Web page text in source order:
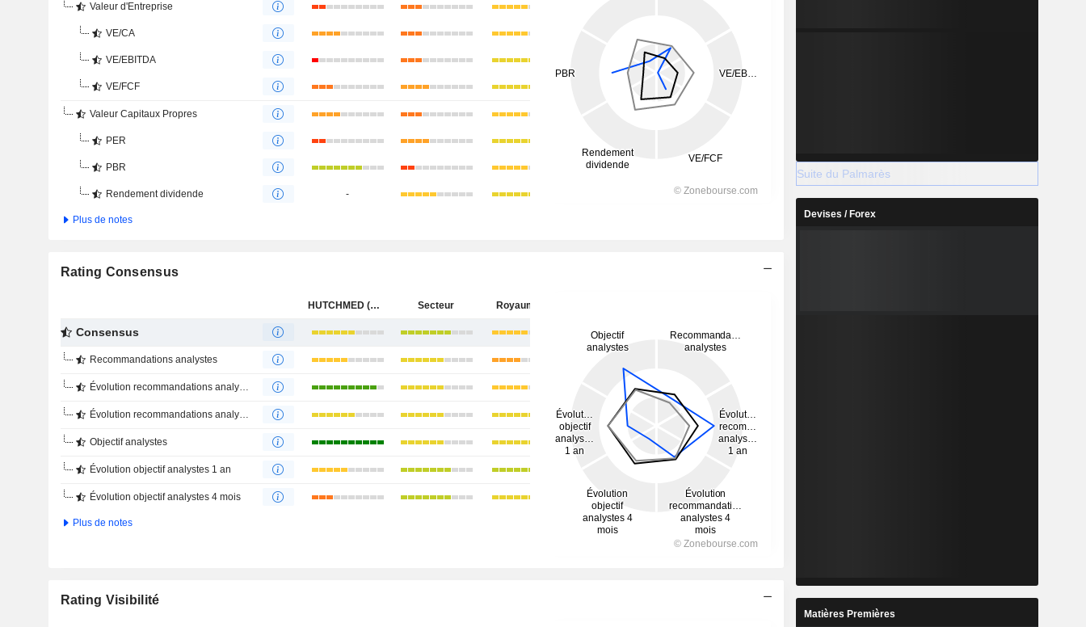
Valeur d'Entreprise
VE/CA
VE/EBITDA
VE/FCF
Valeur Capitaux Propres
PER
PBR
Rendement dividende -
Plus de notes
Rating Consensus
HUTCHMED (China) Limited Secteur Royaume-Uni
Consensus
Recommandations analystes
Évolution recommandations analystes 1 an
Évolution recommandations analystes 4 mois
Objectif analystes
Évolution objectif analystes 1 an
Évolution objectif analystes 4 mois
Plus de notes
Rating Visibilité
Suite du Palmarès
Devises / Forex
Matières Premières